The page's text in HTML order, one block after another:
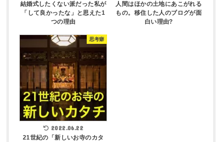
結婚式したくない派だった私が
「して良かったな」と思えた1
つの理由
人間はほかの土地にあこがれる
もの。移住した人のブログが面
白い理由?
思考癖
2022.06.22
21世紀の「新しいお寺のカタ